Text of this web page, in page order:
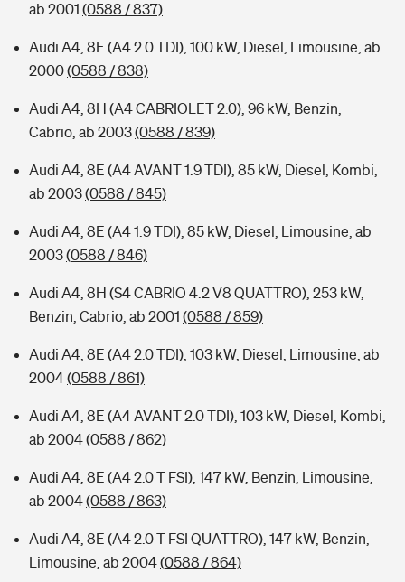
ab 2001 (0588 / 837)
Audi A4, 8E (A4 2.0 TDI), 100 kW, Diesel, Limousine, ab
2000(0588 / 838)
Audi A4, 8H (A4 CABRIOLET 2.0), 96 kW, Benzin,
Cabrio, ab 2003(0588 / 839)
Audi A4, 8E (A4 AVANT 1.9 TDI), 85 kW, Diesel, Kombi,
ab 2003(0588 / 845)
Audi A4, 8E (A4 1.9 TDI), 85 kW, Diesel, Limousine, ab
2003(0588 / 846)
Audi A4, 8H (S4 CABRIO 4.2 V8 QUATTRO), 253 kW,
Benzin, Cabrio, ab 2001 (0588 / 859)
Audi A4, 8E (A4 2.0 TDI), 103 kW, Diesel, Limousine, ab
2004(0588 / 861)
Audi A4, 8E (A4 AVANT 2.0 TDI), 103 kW, Diesel, Kombi,
ab 2004(0588 / 862)
Audi A4, 8E (A4 2.0 T FSI), 147 kW, Benzin, Limousine,
ab 2004(0588 / 863)
Audi A4, 8E (A4 2.0 T FSI QUATTRO), 147 kW, Benzin,
Limousine, ab 2004(0588 / 864)